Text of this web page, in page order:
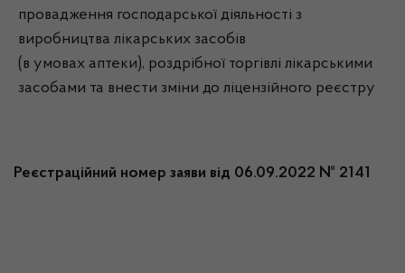
провадження господарської діяльності з
виробництва лікарських засобів
(в умовах аптеки), роздрібної торгівлі лікарськими
засобами та внести зміни до ліцензійного реєстру
Реєстраційний номер заяви від 06.09.2022 № 2141